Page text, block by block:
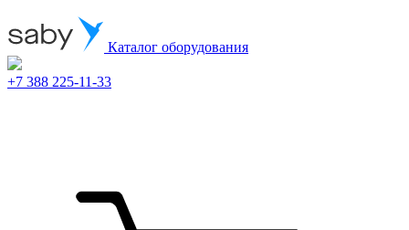
Каталог оборудования
+7 388 225-11-33